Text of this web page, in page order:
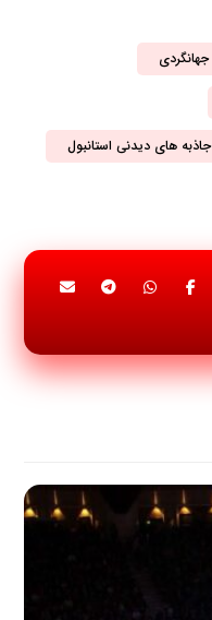
جهانگردی
جاذبه های دیدنی استانبول